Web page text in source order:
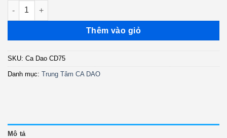
250.000 ₫.là:
150.000 ₫.
Ca Dao CD75 - Vó Ngựa Trên Đồi Cỏ Non - Trường Vũ Tuyệt
Thêm vào giỏ
SKU: Ca Dao CD75
Danh mục: Trung Tâm CA DAO
Mô tả